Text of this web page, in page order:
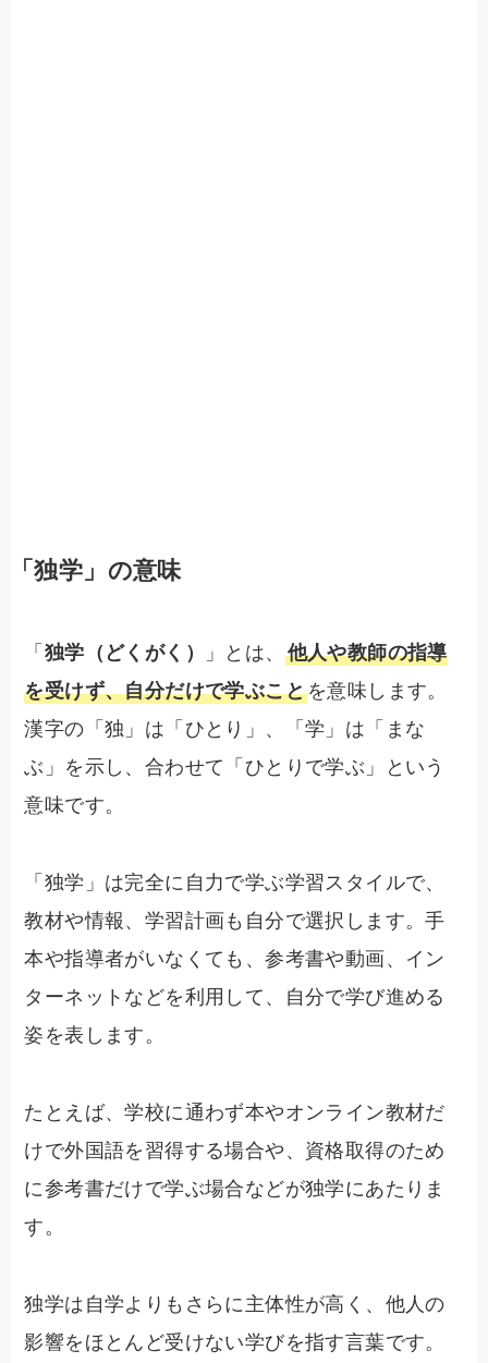
「独学」の意味
「 独学（どくがく） 」とは、 他人や教師の指導
を受けず、自分だけで学ぶことを意味します。
漢字の「独」は「ひとり」、「学」は「まな
ぶ」を示し、合わせて「ひとりで学ぶ」という
意味です。
「独学」は完全に自力で学ぶ学習スタイルで、
教材や情報、学習計画も自分で選択します。手
本や指導者がいなくても、参考書や動画、イン
ターネットなどを利用して、自分で学び進める
姿を表します。
たとえば、学校に通わず本やオンライン教材だ
けで外国語を習得する場合や、資格取得のため
に参考書だけで学ぶ場合などが独学にあたりま
す。
独学は自学よりもさらに主体性が高く、他人の
影響をほとんど受けない学びを指す言葉です。